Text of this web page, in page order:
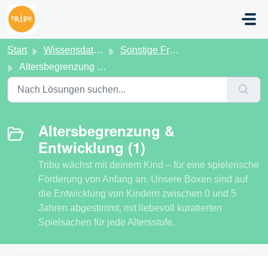
Zum hauptsächlichen Inhalt gehen
Start Wissensdatenbank
Sonstige Fragen
Altersbegrenzung & Entwicklung
Altersbegrenzung &
Entwicklung (1)
Tribu wächst mit deinem Kind – für eine spielerische
Förderung von Anfang an. Unsere Boxen sind auf
die Entwicklung von Kindern zwischen 0 und 5
Jahren abgestimmt, mit liebevoll kuratierten
Spielsachen für jede Altersstufe.